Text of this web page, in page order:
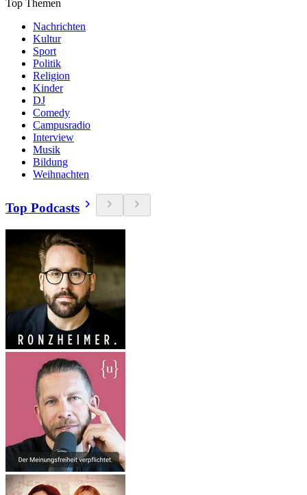
Top Themen
Nachrichten
Kultur
Sport
Politik
Religion
Kinder
DJ
Comedy
Campusradio
Interview
Musik
Bildung
Weihnachten
Top Podcasts